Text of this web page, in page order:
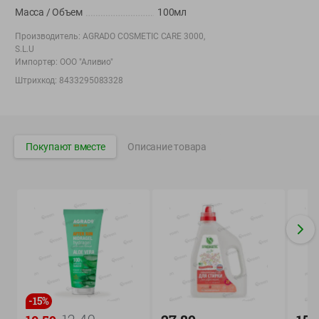
Вакансии👋
Юридическая информация и условия пользовательского
соглашения
юридических лиц: Отдел торговли и услуг Администрации
Фрунзенского района г. Минска + 375 17 272 73 84 .
Номер и адрес электронной почты лица, уполномоченного
продавцом рассматривать обращения покупателей о нарушении их
прав, предусмотренных законодательством о защите прав
потребителей: +375 44 560-60-61, shop@green-dostavka.by.
Способы оплаты товара:
Масса / Объем
100мл
Производитель: AGRADO COSMETIC CARE 3000,
S.L.U
Импортер: ООО "Аливио"
Штрихкод: 8433295083328
Покупают вместе Описание товара
-15%